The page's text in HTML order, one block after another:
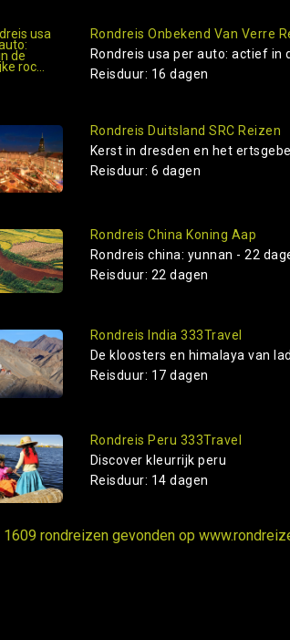
Rondreis Onbekend Van Verre
Rondreis usa per auto: actief in
Reisduur: 16 dagen
Rondreis Duitsland SRC Reizen
Kerst in dresden en het
Reisduur: 6 dagen
Rondreis China Koning Aap
Rondreis china: yunnan - 22
Reisduur: 22 dagen
Rondreis India 333Travel
De kloosters en himalaya van
Reisduur: 17 dagen
Rondreis Peru 333Travel
Discover kleurrijk peru
Reisduur: 14 dagen
1609 rondreizen gevonden op